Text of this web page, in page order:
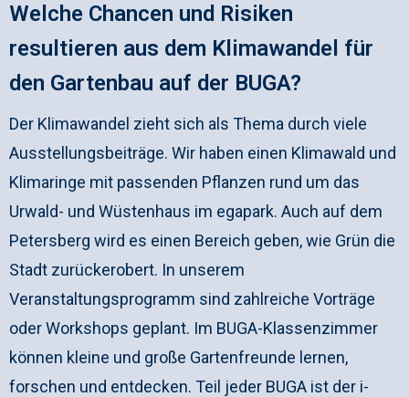
Welche Chancen und Risiken
resultieren aus dem Klimawandel für
den Gartenbau auf der BUGA?
Der Klimawandel zieht sich als Thema durch viele
Ausstellungsbeiträge. Wir haben einen Klimawald und
Klimaringe mit passenden Pflanzen rund um das
Urwald- und Wüstenhaus im egapark. Auch auf dem
Petersberg wird es einen Bereich geben, wie Grün die
Stadt zurückerobert. In unserem
Veranstaltungsprogramm sind zahlreiche Vorträge
oder Workshops geplant. Im BUGA-Klassenzimmer
können kleine und große Gartenfreunde lernen,
forschen und entdecken. Teil jeder BUGA ist der i-